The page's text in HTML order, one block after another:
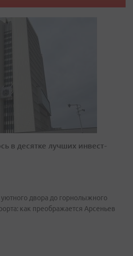
в десятке лучших инвест-
двора до горнолыжного
как преображается Арсеньев